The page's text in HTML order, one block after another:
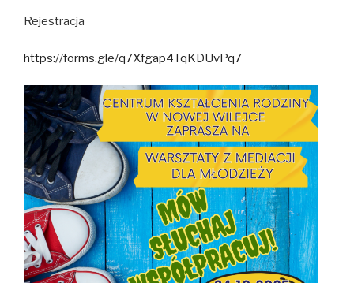
Rejestracja
https://forms.gle/q7Xfgap4TqKDUvPq7